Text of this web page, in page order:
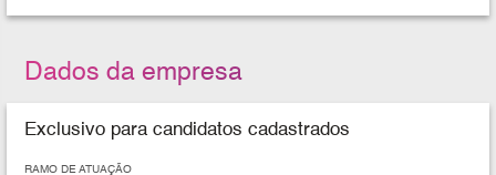
Dados da empresa
Exclusivo para candidatos cadastrados
RAMO DE ATUAÇÃO